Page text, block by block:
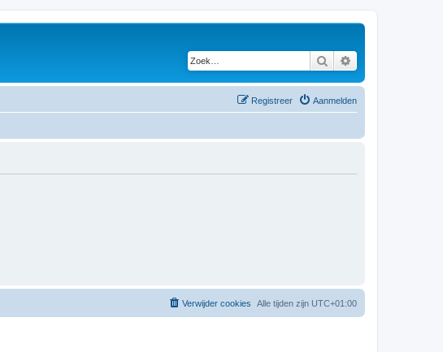
Zoek
Aanmelden
Registreer
Alle tijden zijn UTC+01:00
Verwijder cookies